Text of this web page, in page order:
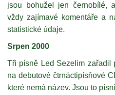
jsou bohužel jen černobílé,
vždy zajímavé komentáře a
statistické údaje.
Srpen 2000
Tři písně Led Sezelim zařadil
na debutové čtrnáctipísňové
které nemá název. Jsou to